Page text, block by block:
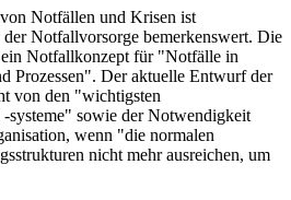
Notfällen und Krisen ist
Notfallvorsorge bemerkenswert. Die
Notfallkonzept für "Notfälle in
Prozessen". Der aktuelle Entwurf der
von den "wichtigsten
-systeme" sowie der Notwendigkeit
wenn "die normalen
nicht mehr ausreichen, um